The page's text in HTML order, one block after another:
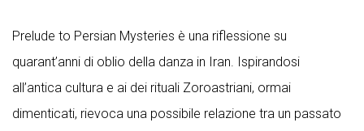
Prelude to Persian Mysteries è una riflessione su
quarant’anni di oblio della danza in Iran. Ispirandosi
all’antica cultura e ai dei rituali Zoroastriani, ormai
dimenticati, rievoca una possibile relazione tra un passato